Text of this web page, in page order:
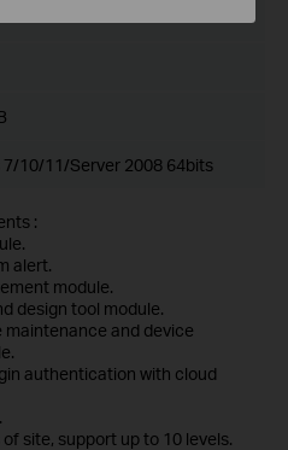
10/11/Server 2008 64bits
:
alert.
module.
design tool module.
maintenance and device
authentication with cloud
site, support up to 10 levels.